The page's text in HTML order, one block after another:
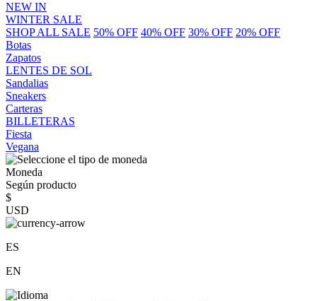
NEW IN
WINTER SALE
SHOP ALL SALE 50% OFF 40% OFF 30% OFF 20% OFF
Botas
Zapatos
LENTES DE SOL
Sandalias
Sneakers
Carteras
BILLETERAS
Fiesta
Vegana
Moneda
Según producto
$
USD
ES
EN